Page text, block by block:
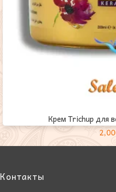
Крем Trichup для
Контакты